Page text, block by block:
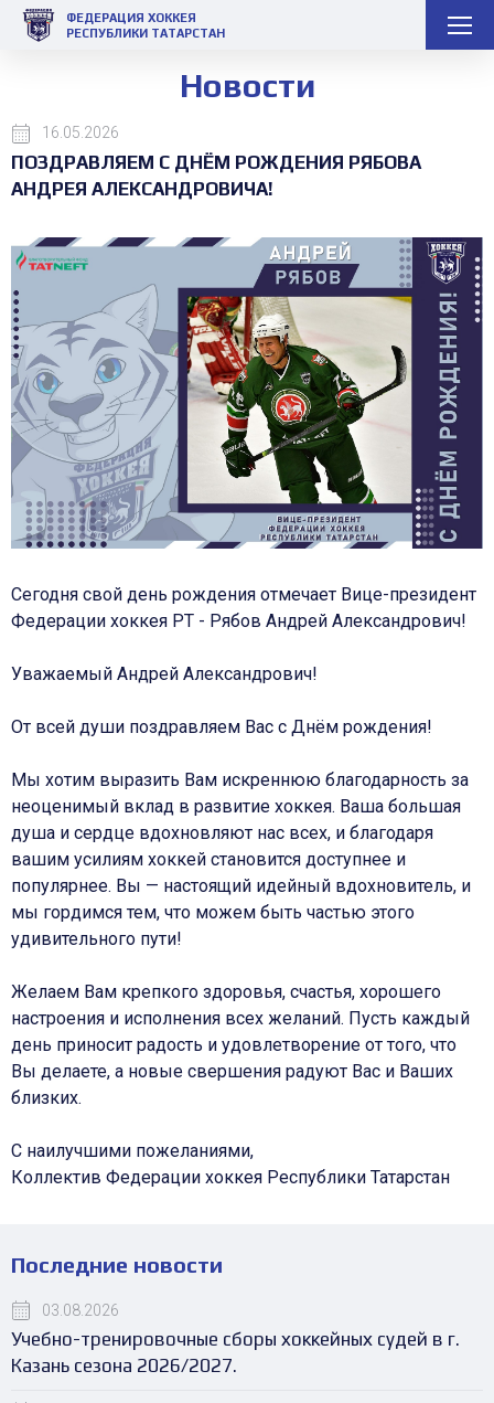
ФЕДЕРАЦИЯ ХОККЕЯ
РЕСПУБЛИКИ ТАТАРСТАН
Новости
16.05.2026
ПОЗДРАВЛЯЕМ С ДНЁМ РОЖДЕНИЯ РЯБОВА
АНДРЕЯ АЛЕКСАНДРОВИЧА!
Сегодня свой день рождения отмечает Вице-президент
Федерации хоккея РТ - Рябов Андрей Александрович!
Уважаемый Андрей Александрович!
От всей души поздравляем Вас с Днём рождения!
Мы хотим выразить Вам искреннюю благодарность за
неоценимый вклад в развитие хоккея. Ваша большая
душа и сердце вдохновляют нас всех, и благодаря
вашим усилиям хоккей становится доступнее и
популярнее. Вы — настоящий идейный вдохновитель, и
мы гордимся тем, что можем быть частью этого
удивительного пути!
Желаем Вам крепкого здоровья, счастья, хорошего
настроения и исполнения всех желаний. Пусть каждый
день приносит радость и удовлетворение от того, что
Вы делаете, а новые свершения радуют Вас и Ваших
близких.
С наилучшими пожеланиями,
Коллектив Федерации хоккея Республики Татарстан
Последние новости
03.08.2026
Учебно-тренировочные сборы хоккейных судей в г.
Казань сезона 2026/2027.